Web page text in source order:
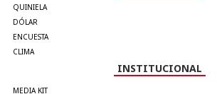
QUINIELA
DÓLAR
ENCUESTA
CLIMA
INSTITUCIONAL
MEDIA KIT